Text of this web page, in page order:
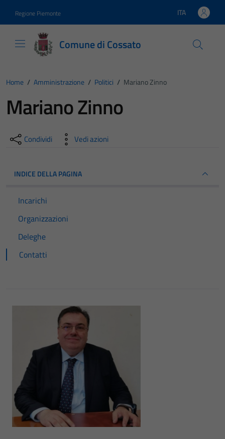
Regione Piemonte Lingua attiva:
ITA
Comune di Cossato
Home / Amministrazione / Politici / Mariano Zinno
Mariano Zinno
Condividi Vedi azioni
INDICE DELLA PAGINA
Incarichi
Organizzazioni
Deleghe
Contatti